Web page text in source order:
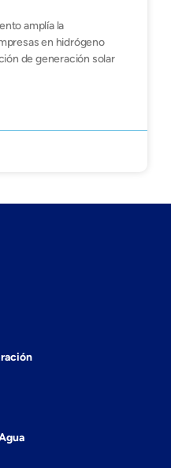
amplía la
en hidrógeno
de generación solar